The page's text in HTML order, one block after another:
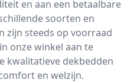
en aan een betaalbare
soorten en
zijn steeds op voorraad
onze winkel aan te
kwalitatieve dekbedden
en welzijn.